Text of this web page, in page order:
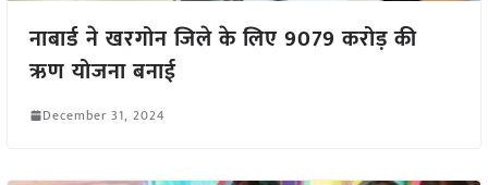
नाबार्ड ने खरगोन जिले के लिए 9079 करोड़ की
ऋण योजना बनाई
December 31, 2024